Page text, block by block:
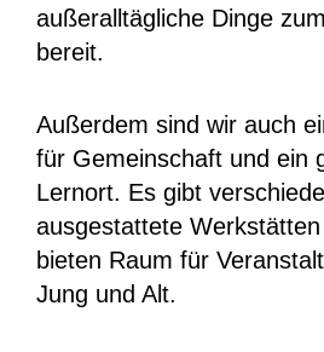
außeralltägliche Dinge
bereit.
Außerdem sind wir auch
für Gemeinschaft und ein
Lernort. Es gibt
ausgestattete
bieten Raum für
Jung und Alt.